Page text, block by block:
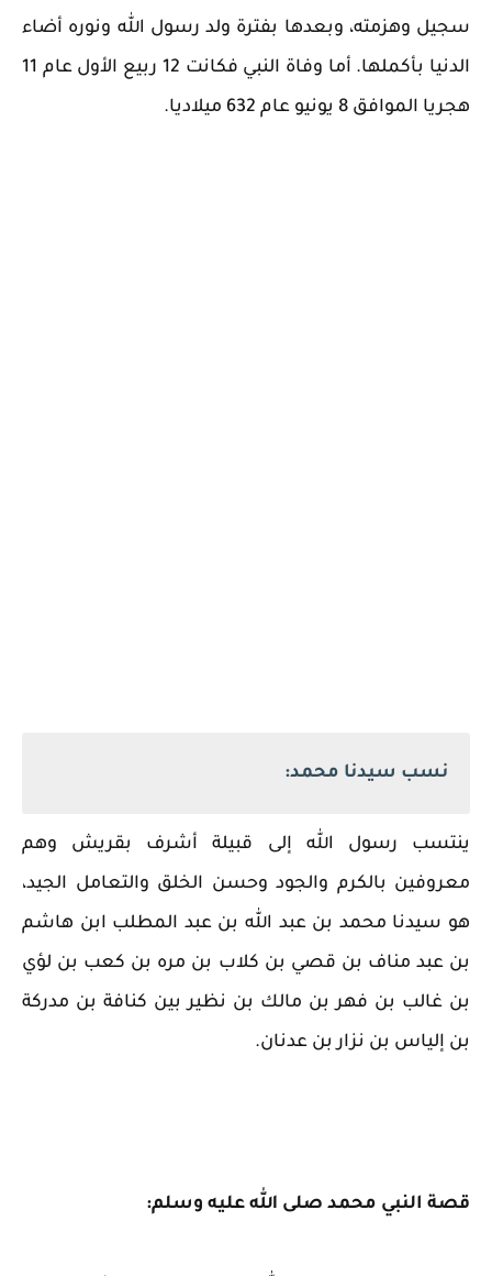
سجيل وهزمته، وبعدها بفترة ولد رسول الله ونوره أضاء
الدنيا بأكملها. أما وفاة النبي فكانت 12 ربيع الأول عام 11
هجريا الموافق 8 يونيو عام 632 ميلاديا.
نسب سيدنا محمد:
ينتسب رسول الله إلى قبيلة أشرف بقريش وهم
معروفين بالكرم والجود وحسن الخلق والتعامل الجيد،
هو سيدنا محمد بن عبد الله بن عبد المطلب ابن هاشم
بن عبد مناف بن قصي بن كلاب بن مره بن كعب بن لؤي
بن غالب بن فهر بن مالك بن نظير بين كنافة بن مدركة
بن إلياس بن نزار بن عدنان.
قصة النبي محمد صلى الله عليه وسلم: